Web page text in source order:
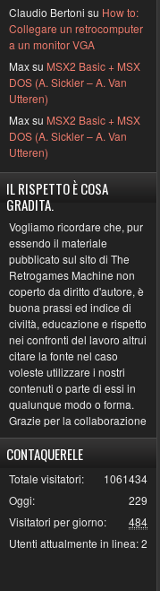
Claudio Bertoni su How to:
Collegare un retrocomputer
a un monitor VGA
Max su MSX2 Basic + MSX
DOS (A. Sickler – A. Van
Utteren)
Max su MSX2 Basic + MSX
DOS (A. Sickler – A. Van
Utteren)
IL RISPETTO È COSA
GRADITA.
Vogliamo ricordare che, pur
essendo il materiale
pubblicato sul sito di The
Retrogames Machine non
coperto da diritto d'autore, è
buona prassi ed indice di
civiltà, educazione e rispetto
nei confronti del lavoro altrui
citare la fonte nel caso
voleste utilizzare i nostri
contenuti o parte di essi in
qualunque modo o forma.
Grazie per la collaborazione
CONTAQUERELE
1061434
Totale visitatori:
229
Oggi:
484
Visitatori per giorno:
2
Utenti attualmente in linea: